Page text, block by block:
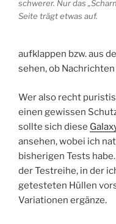
schwerer. Nur das
Seite trägt etwas auf.
aufklappen bzw. aus
sehen, ob
Wer also recht
einen gewissen
sollte sich diese
ansehen, wobei ich
bisherigen Tests
der Testreihe, in der
getesteten Hüllen
Variationen ergänze.